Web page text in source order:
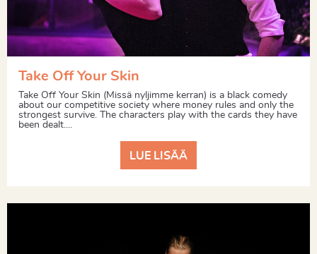
Take Off Your Skin
Take Off Your Skin (Missä nyljimme kerran) is a black comedy
about our competitive society where money rules and only the
strongest survive. The characters play with the cards they have
been dealt....
LUE LISÄÄ